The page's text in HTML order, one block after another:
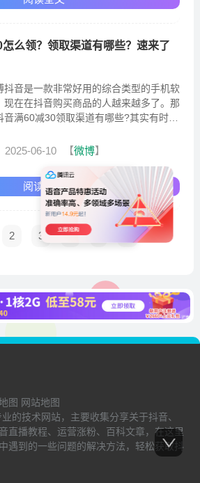
么领？领取渠道有哪些？速来了
抖音是一款非常好用的综合类型的手机软
现在在抖音购买商品的人越来越多了。那
音满60减30领取渠道有哪些?其实有时候
2025-06-10 【微博】
阅读全文
2 3 4
图 网站地图
的技术网站，主要收集分享关于抖音、
直播教程、运营涨粉、百科文章，在这里
遇到的一些问题的解决方法，轻松获取抖